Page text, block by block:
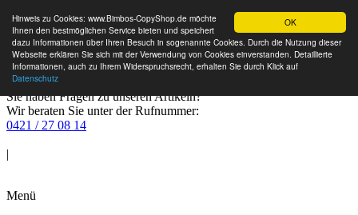
OK
Hinweis zu Cookies: www.Bimbos-CopyShop.de möchte
Ihnen den bestmöglichen Service bieten und speichert
dazu Informationen über Ihren Besuch in sogenannte Cookies. Durch die Nutzung dieser
Webseite erklären Sie sich mit der Verwendung von Cookies einverstanden. Detaillierte
Informationen, auch zu Ihrem Widerspruchsrecht, erhalten Sie durch Klick auf
Datenschutz
Sie haben Fragen zu unseren Artikeln?
Wir beraten Sie unter der Rufnummer:
0421 / 27 08 14
|
Menü